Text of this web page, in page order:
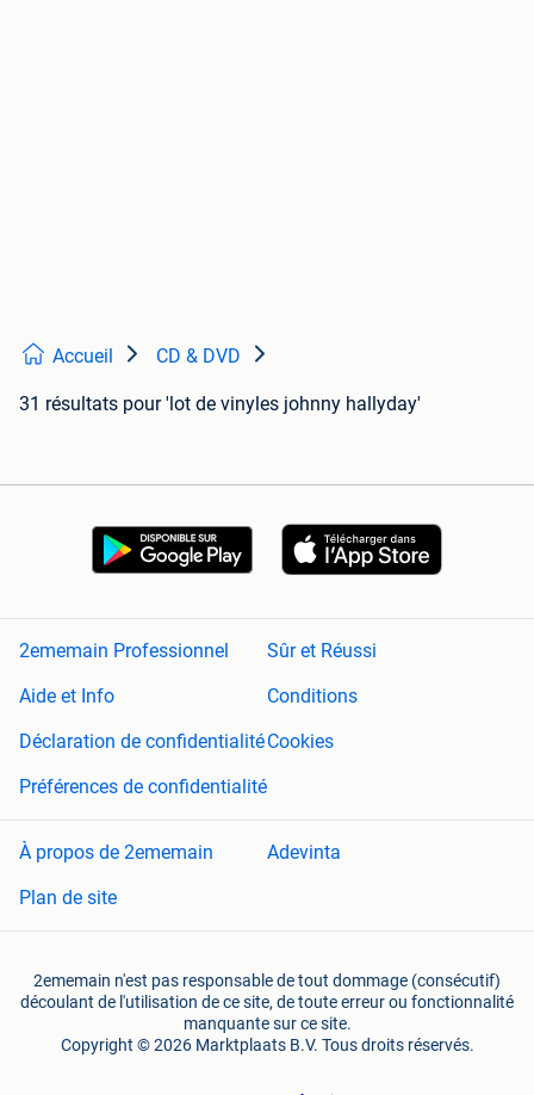
Accueil CD & DVD
31 résultats pour 'lot de vinyles johnny hallyday'
2ememain Professionnel
Sûr et Réussi
Aide et Info
Conditions
Déclaration de confidentialitéCookies
Préférences de confidentialité
À propos de 2ememain
Adevinta
Plan de site
2ememain n'est pas responsable de tout dommage (consécutif)
découlant de l'utilisation de ce site, de toute erreur ou fonctionnalité
manquante sur ce site.
Copyright © 2026 Marktplaats B.V. Tous droits réservés.